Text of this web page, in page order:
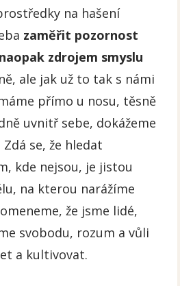
na hašení
zaměřit pozornost
zdrojem smyslu
ale jak už to tak s námi
přímo u nosu, těsně
uvnitř sebe, dokážeme
se, že hledat
kde nejsou, je jistou
na kterou narážíme
že jsme lidé,
svobodu, rozum a vůli
a kultivovat.